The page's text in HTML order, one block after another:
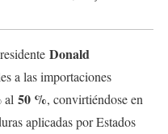
Donald
a las importaciones
al 50 %, convirtiéndose en
aplicadas por Estados